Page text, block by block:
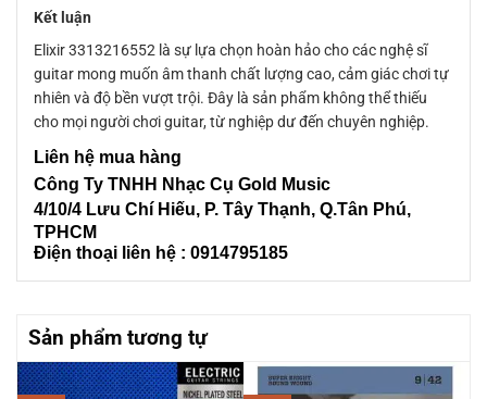
Kết luận
Elixir 3313216552 là sự lựa chọn hoàn hảo cho các nghệ sĩ
guitar mong muốn âm thanh chất lượng cao, cảm giác chơi tự
nhiên và độ bền vượt trội. Đây là sản phẩm không thể thiếu
cho mọi người chơi guitar, từ nghiệp dư đến chuyên nghiệp.
Liên hệ mua hàng
Công Ty TNHH Nhạc Cụ Gold Music
4/10/4 Lưu Chí Hiếu, P. Tây Thạnh, Q.Tân Phú,
TPHCM
Điện thoại liên hệ : 0914795185
Sản phẩm tương tự